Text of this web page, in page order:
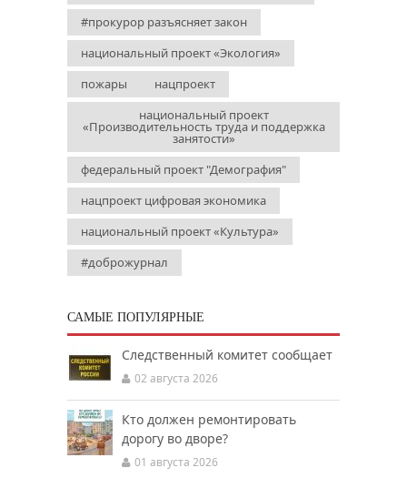
#прокурор разъясняет закон
национальный проект «Экология»
пожары
нацпроект
национальный проект
«Производительность труда и поддержка
занятости»
федеральный проект "Демография"
нацпроект цифровая экономика
национальный проект «Культура»
#доброжурнал
САМЫЕ ПОПУЛЯРНЫЕ
Следственный комитет сообщает
02 августа 2026
Кто должен ремонтировать
дорогу во дворе?
01 августа 2026